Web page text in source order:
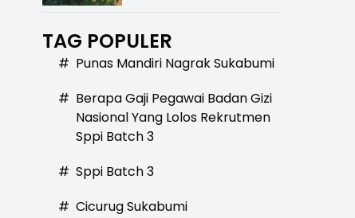
Relokasi
TAG POPULER
# Punas Mandiri Nagrak Sukabumi
# Berapa Gaji Pegawai Badan Gizi
Nasional Yang Lolos Rekrutmen
Sppi Batch 3
# Sppi Batch 3
# Cicurug Sukabumi